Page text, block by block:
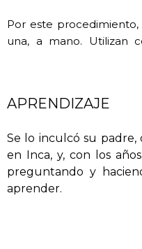
Por este procedimiento,
una, a mano. Utilizan
colorantes, bien
APRENDIZAJE
Se lo inculcó su padre,
en Inca, y, con los
preguntando y
aprender.